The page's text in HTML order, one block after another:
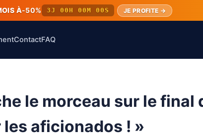
À-50% 3J 00H 00M 00S JE PROFITE →
ContactFAQ
le morceau sur le final
aficionados ! »